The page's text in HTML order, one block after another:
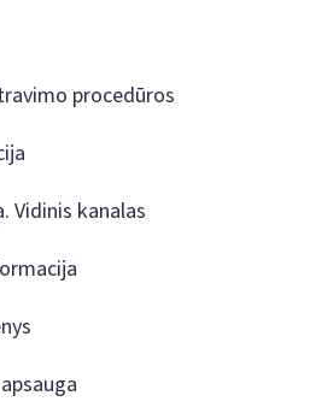
procedūros
Vidinis kanalas